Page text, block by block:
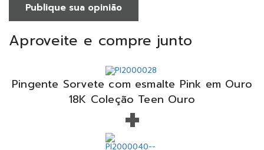
Publique sua opinião
Aproveite e compre junto
Pingente Sorvete com esmalte Pink em Ouro
18K Coleção Teen Ouro
+